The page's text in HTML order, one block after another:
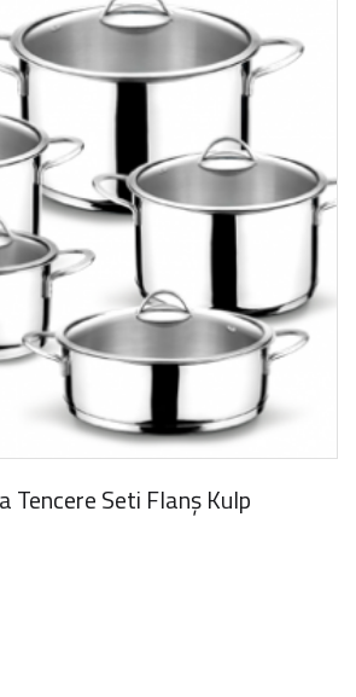
Tencere Seti Flanş Kulp